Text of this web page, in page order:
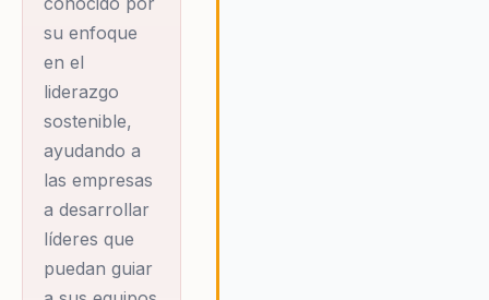
sino que también
impulsa la
productividad y la
sostenibilidad
organizacional.
Como autor de
una trilogía de
libros que se han
convertido en
su enfoque
en el
liderazgo
sostenible,
ayudando a
las empresas
a desarrollar
líderes que
puedan guiar